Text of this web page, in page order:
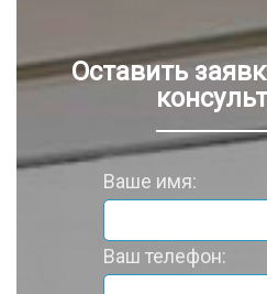
Оставить
Ваше имя:
Ваш телефон: